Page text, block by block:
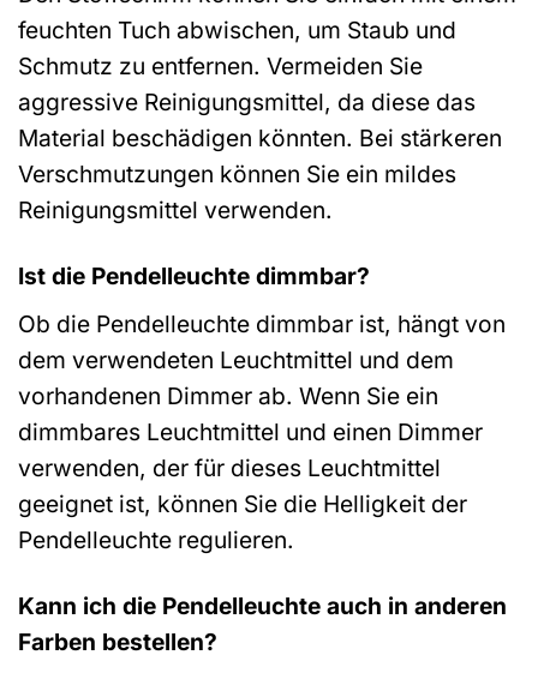
feuchten Tuch abwischen, um Staub und
Schmutz zu entfernen. Vermeiden Sie
aggressive Reinigungsmittel, da diese das
Material beschädigen könnten. Bei stärkeren
Verschmutzungen können Sie ein mildes
Reinigungsmittel verwenden.
Ist die Pendelleuchte dimmbar?
Ob die Pendelleuchte dimmbar ist, hängt von
dem verwendeten Leuchtmittel und dem
vorhandenen Dimmer ab. Wenn Sie ein
dimmbares Leuchtmittel und einen Dimmer
verwenden, der für dieses Leuchtmittel
geeignet ist, können Sie die Helligkeit der
Pendelleuchte regulieren.
Kann ich die Pendelleuchte auch in anderen
Farben bestellen?